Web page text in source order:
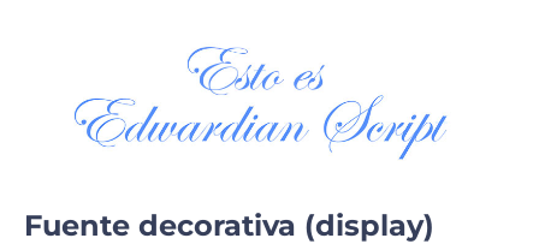
Fuente decorativa (display)